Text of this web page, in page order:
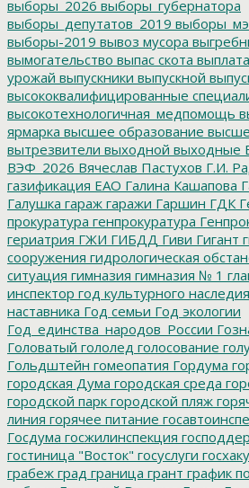
выборы_2026 выборы_губернатора
выборы_депутатов_2019
выборы-2019 вывоз мусора
вымогательство выпас скота выплата
урожай выпускники выпускной
высококвалифицированные
высокотехнологичная_медпомощь
ярмарка высшее образование
вытрезвители выходной выходные
ВЭФ_2026 Вячеслав Пастухов Г.И.
газификация ЕАО Галина Кашапова
Галушка гараж гаражи Гаршин ГДК
прокуратура генпрокуратура
гериатрия ГЖИ ГИБДД Гиви Гигант
сооружения гидрологическая
ситуация гимназия гимназия № 1
инспектор год культурного наследия
наставника Год семьи Год экологии
Год_единства_народов_России
Головатый гололед голосование
Гольдштейн гомеопатия Гордума
городская Дума городская среда
городской парк городской пляж
линия горячее питание
Госдума госжилинспекция
гостиница "Восток" госуслуги
грабеж град граница грант график